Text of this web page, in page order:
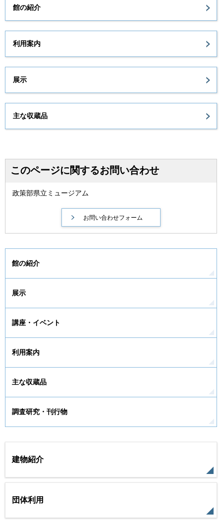
館の紹介
利用案内
展示
主な収蔵品
このページに関するお問い合わせ
政策部県立ミュージアム
館の紹介
展示
講座・イベント
利用案内
主な収蔵品
調査研究・刊行物
建物紹介
団体利用